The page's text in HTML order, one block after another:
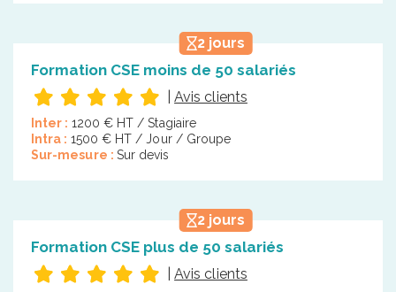
2 jours
Formation CSE moins de 50 salariés
Avis clients
Inter : 1200 € HT / Stagiaire
Intra : 1500 € HT / Jour / Groupe
Sur-mesure : Sur devis
2 jours
Formation CSE plus de 50 salariés
Avis clients